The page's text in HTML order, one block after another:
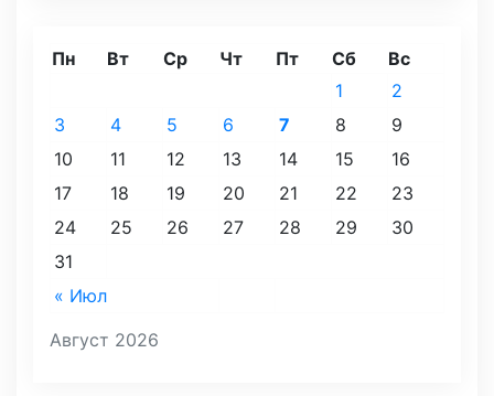
Август 2026
Пн Вт Ср Чт Пт Сб Вс
« Июл
1
2
3
4 5 6 7 8
9
10
11 12 13 14 15
16
17
18 19 20 21 22
23
24
25 26 27 28 29
30
31